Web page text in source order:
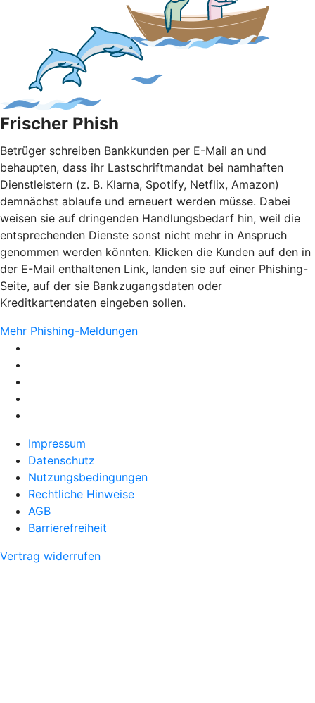
Frischer Phish
Betrüger schreiben Bankkunden per E-Mail an und
behaupten, dass ihr Lastschriftmandat bei namhaften
Dienstleistern (z. B. Klarna, Spotify, Netflix, Amazon)
demnächst ablaufe und erneuert werden müsse. Dabei
weisen sie auf dringenden Handlungsbedarf hin, weil die
entsprechenden Dienste sonst nicht mehr in Anspruch
genommen werden könnten. Klicken die Kunden auf den in
der E-Mail enthaltenen Link, landen sie auf einer Phishing-
Seite, auf der sie Bankzugangsdaten oder
Kreditkartendaten eingeben sollen.
Mehr Phishing-Meldungen
Impressum
Datenschutz
Nutzungsbedingungen
Rechtliche Hinweise
AGB
Barrierefreiheit
Vertrag widerrufen